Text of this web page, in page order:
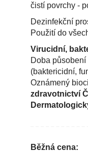
čistí povrchy -
Dezinfekční
Použití do
Virucidní,
Doba
(baktericidní,
Oznámený
zdravotnictví
Běžná cena: